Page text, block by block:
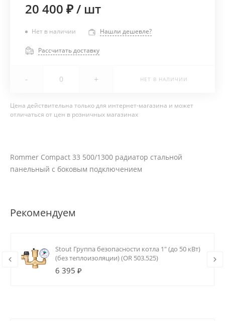
20 400 ₽/ шт
Нет в наличии Нашли дешевле?
Рассчитать доставку
- + НЕТ В НАЛИЧИИ
Цена действительна только для интернет-магазина и может
отличаться от цен в розничных магазинах
Rommer Compact 33 500/1300 радиатор стальной
панельный с боковым подключением
Рекомендуем
Stout Группа безопасности котла 1" (до 50 кВт)
(без теплоизоляции) (OR 503.525)
6 395 ₽